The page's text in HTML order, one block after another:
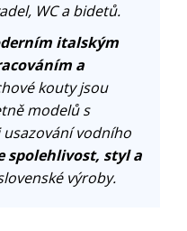
WC a bidetů.
italským
a
kouty jsou
modelů s
usazování vodního
spolehlivost, styl a
výroby.